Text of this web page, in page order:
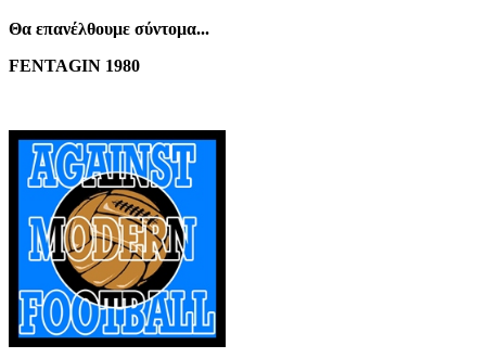
Θα επανέλθουμε σύντομα...
FENTAGIN 1980